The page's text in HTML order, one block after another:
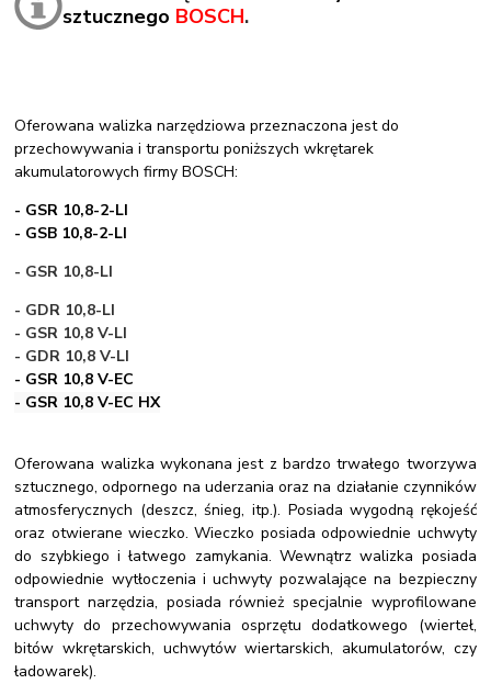
sztucznego BOSCH.
Oferowana walizka narzędziowa przeznaczona jest do
przechowywania i transportu poniższych wkrętarek
akumulatorowych firmy BOSCH:
- GSR 10,8-2-LI
- GSB 10,8-2-LI
- GSR 10,8-LI
- GDR 10,8-LI
- GSR 10,8 V-LI
- GDR 10,8 V-LI
- GSR 10,8 V-EC
- GSR 10,8 V-EC HX
Oferowana walizka wykonana jest z bardzo trwałego tworzywa
sztucznego, odpornego na uderzania oraz na działanie czynników
atmosferycznych (deszcz, śnieg, itp.). Posiada wygodną rękojeść
oraz otwierane wieczko. Wieczko posiada odpowiednie uchwyty
do szybkiego i łatwego zamykania. Wewnątrz walizka posiada
odpowiednie wytłoczenia i uchwyty pozwalające na bezpieczny
transport narzędzia, posiada również specjalnie wyprofilowane
uchwyty do przechowywania osprzętu dodatkowego (wierteł,
bitów wkrętarskich, uchwytów wiertarskich, akumulatorów, czy
ładowarek).